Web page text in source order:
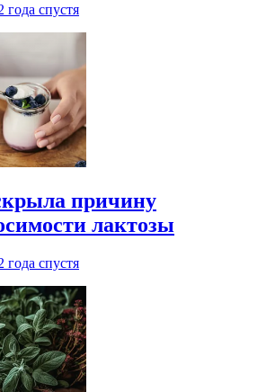
года спустя
причину
лактозы
года спустя